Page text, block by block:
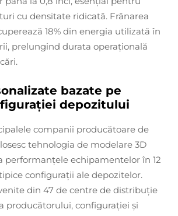
cu densitate ridicată. Frânarea
18% din energia utilizată în
prelungind durata operațională
bazate pe
depozitului
companii producătoare de
tehnologia de modelare 3D
performanțele echipamentelor în 12
configurații ale depozitelor.
din 47 de centre de distribuție
producătorului, configurației și